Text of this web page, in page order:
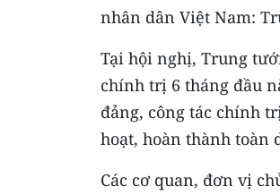
nhân dân Việt Nam:
Tại hội nghị, Trung
chính trị 6 tháng đầu
đảng, công tác chính
hoạt, hoàn thành toàn
Các cơ quan, đơn vị